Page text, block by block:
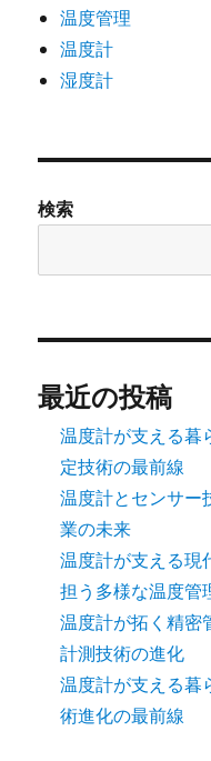
温度管理
温度計
湿度計
検索
最近の投稿
温度計が支える暮
定技術の最前線
温度計とセンサー
業の未来
温度計が支える現
担う多様な温度管
温度計が拓く精密
計測技術の進化
温度計が支える暮
術進化の最前線